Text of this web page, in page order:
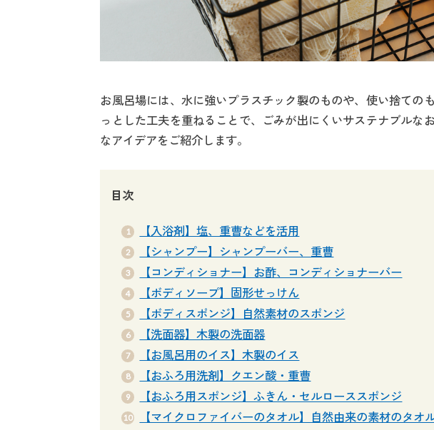
お風呂場には、水に強いプラスチック製のものや、使い捨ての
っとした工夫を重ねることで、ごみが出にくいサステナブルな
なアイデアをご紹介します。
目次
【入浴剤】塩、重曹などを活用
【シャンプー】シャンプーバー、重曹
【コンディショナー】お酢、コンディショナーバー
【ボディソープ】固形せっけん
【ボディスポンジ】自然素材のスポンジ
【洗面器】木製の洗面器
【お風呂用のイス】木製のイス
【おふろ用洗剤】クエン酸・重曹
【おふろ用スポンジ】ふきん・セルローススポンジ
【マイクロファイバーのタオル】自然由来の素材のタオ